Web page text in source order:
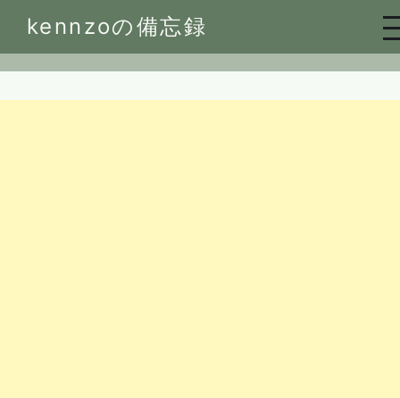
kennzoの備忘録
to
content